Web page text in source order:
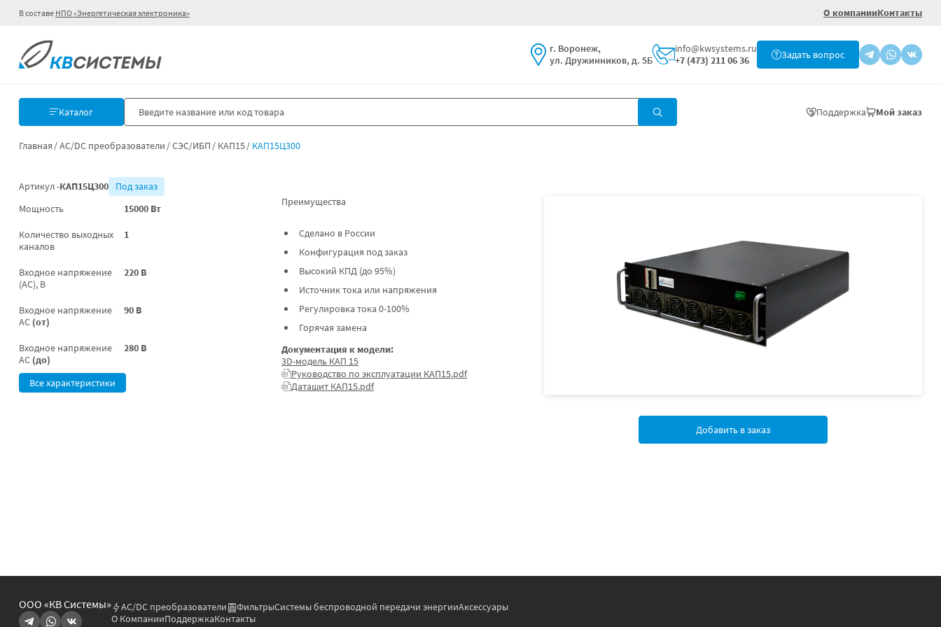
В составе НПО «Энергетическая электроника» О компанииКонтакты
г. Воронеж,
ул. Дружинников, д. 5Б
info@kwsystems.ru
+7 (473) 211 06 36
Задать вопрос
Каталог Поддержка Мой заказ
Главная AC/DC преобразователи СЭС/ИБП КАП15 КАП15Ц300
Артикул -КАП15Ц300
Под заказ
Мощность
15000 Вт
Количество выходных
каналов
1
Входное напряжение
(AC), В
220 В
Входное напряжение
AC (от)
90 В
Входное напряжение
AC (до)
280 В
Все характеристики
Преимущества
Сделано в России
Конфигурация под заказ
Высокий КПД (до 95%)
Источник тока или напряжения
Регулировка тока 0-100%
Горячая замена
Документация к модели:
3D-модель КАП 15
Руководство по эксплуатации КАП15.pdf
Даташит КАП15.pdf
Добавить в заказ
ООО «КВ Системы» AC/DC преобразователи ФильтрыСистемы беспроводной передачи энергииАксессуары
О КомпанииПоддержкаКонтакты